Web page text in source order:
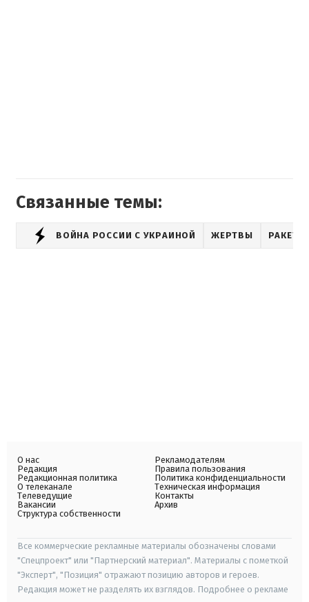
Связанные темы:
ВОЙНА РОССИИ С УКРАИНОЙ ЖЕРТВЫ
О нас
Редакция
Редакционная политика
О телеканале
Телеведущие
Вакансии
Структура собственности
Рекламодателям
Правила пользования
Политика конфиденциальности
Техническая информация
Контакты
Архив
Все коммерческие рекламные материалы обозначены словами
"Спецпроект" или "Партнерский материал". Материалы с пометкой
"Эксперт", "Позиция" отражают позицию авторов и героев.
Редакция может не разделять их взглядов. Подробнее о рекламе